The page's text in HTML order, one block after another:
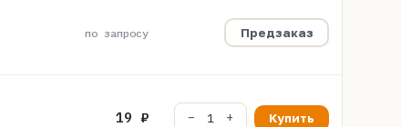
по запросу Предзаказ
19 ₽ Купить